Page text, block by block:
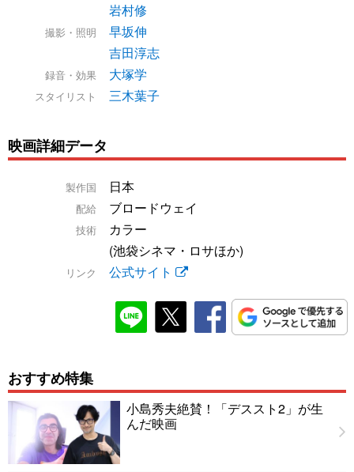
岩村修
撮影・照明
早坂伸
吉田淳志
録音・効果 大塚学
スタイリスト 三木葉子
映画詳細データ
製作国 日本
配給 ブロードウェイ
技術
カラー
(池袋シネマ・ロサほか)
リンク 公式サイト
おすすめ特集
小島秀夫絶賛！「デススト2」が生
んだ映画